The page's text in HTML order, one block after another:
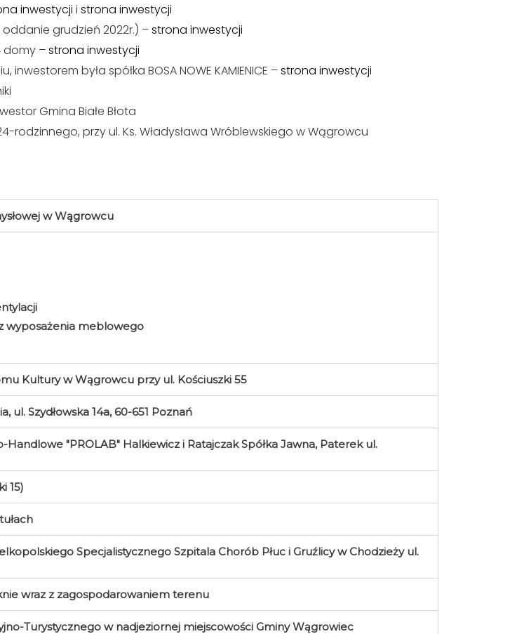
inwestycji i strona inwestycji
grudzień 2022r.) –strona inwestycji
domy –strona inwestycji
była spółka BOSA NOWE KAMIENICE –strona inwestycji
Gmina Białe Błota
przy ul. Ks. Władysława Wróblewskiego w Wągrowcu
w Wągrowcu
wyposażenia meblowego
Kultury w Wągrowcu przy ul. Kościuszki 55
Szydłowska 14a, 60-651 Poznań
"PROLAB" Halkiewicz i Ratajczak Spółka Jawna, Paterek ul.
15)
Specjalistycznego Szpitala Chorób Płuc i Gruźlicy w Chodzieży ul.
wraz z zagospodarowaniem terenu
Turystycznego w nadjeziornej miejscowości Gminy Wągrowiec